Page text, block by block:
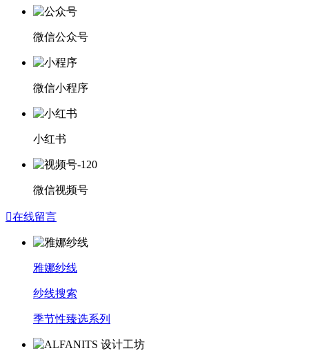
微信公众号
微信小程序
小红书
微信视频号
在线留言
雅娜纱线
纱线搜索
季节性臻选系列